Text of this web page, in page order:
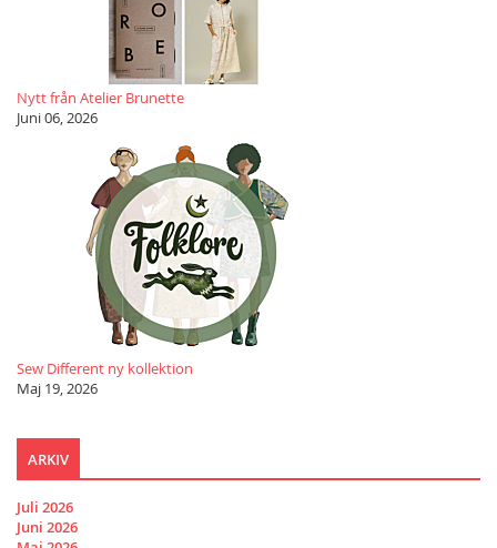
Nytt från Atelier Brunette
Juni 06, 2026
Sew Different ny kollektion
Maj 19, 2026
ARKIV
Juli 2026
Juni 2026